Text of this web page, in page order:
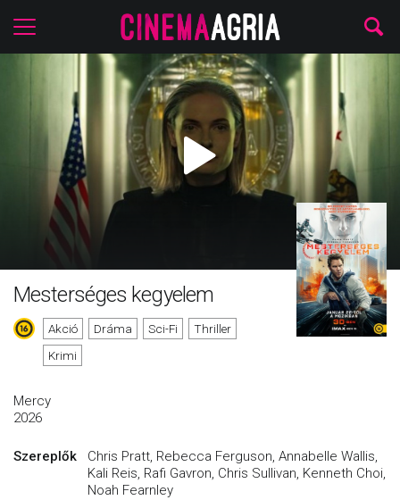
Mesterséges kegyelem
Akció Dráma Sci-Fi
Thriller
Krimi
Mercy
2026
Szereplők
Chris Pratt, Rebecca Ferguson, Annabelle Wallis,
Kali Reis, Rafi Gavron, Chris Sullivan, Kenneth Choi,
Noah Fearnley